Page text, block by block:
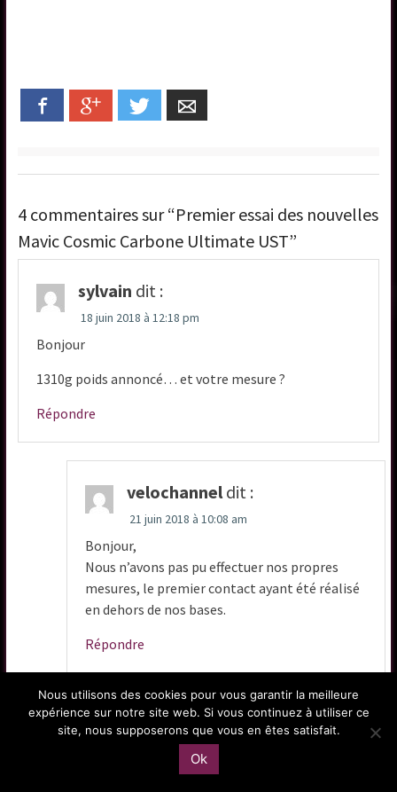
Facebook Google+ Twitter
4 commentaires sur “Premier essai des nouvelles
Mavic Cosmic Carbone Ultimate UST”
sylvain dit :
18 juin 2018 à 12:18 pm
Bonjour
1310g poids annoncé… et votre mesure ?
Répondre
velochanneldit :
21 juin 2018 à 10:08 am
Bonjour,
Nous n’avons pas pu effectuer nos propres
mesures, le premier contact ayant été réalisé
en dehors de nos bases.
Répondre
18 juin 2018 à 12:39 pm
Nous utilisons des cookies pour vous garantir la meilleure
expérience sur notre site web. Si vous continuez à utiliser ce
site, nous supposerons que vous en êtes satisfait.
Ok